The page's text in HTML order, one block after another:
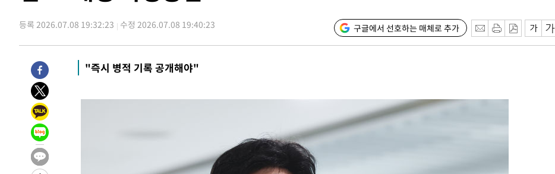
4시간 전 >[속보]원·달러 환율, 7.7원 내린 1416.1원 마감
4시간 전 >[속보] 노원서 40.1도 관측…서울, 2018년 이후 첫 40도
5시간 전 >
[속보]종합특검, '계엄 수용공간 확보' 신용해 前교정본부장 기소
5시간 전 >
5시간 전 >
11시간 압수수색에 성접대 파문까지…'쑥대밭' 된 축구협회
5시간 전 >
후임
-9490초 전 >
이강인, 폭염 속 AT마드리드 첫 훈련…80명 식사 대접까지(종합)
-6629초 전 >
미 사업체 일자리, 7월에 2.3만개 순감하고 그 전 2개월 10.3만개 하
향수정 (2보)
-6077초 전 >
[속보] 미 사업체, 일자리 7월에 2.3만 개 줄어…실업률은 4.1%로
등록 2026.07.08 19:32:23 수정 2026.07.08 19:40:23 구글에서 선호하는 매체로 추가
"즉시 병적 기록 공개해야"